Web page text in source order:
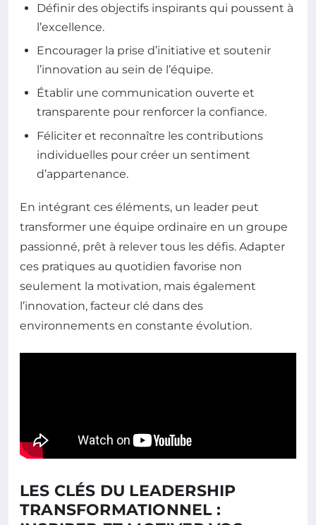
Définir des objectifs inspirants qui poussent à
l’excellence.
Encourager la prise d’initiative et soutenir
l’innovation au sein de l’équipe.
Établir une communication ouverte et
transparente pour renforcer la confiance.
Féliciter et reconnaître les contributions
individuelles pour créer un sentiment
d’appartenance.
En intégrant ces éléments, un leader peut
transformer une équipe ordinaire en un groupe
passionné, prêt à relever tous les défis. Adapter
ces pratiques au quotidien favorise non
seulement la motivation, mais également
l’innovation, facteur clé dans des
environnements en constante évolution.
LES CLÉS DU LEADERSHIP
TRANSFORMATIONNEL :